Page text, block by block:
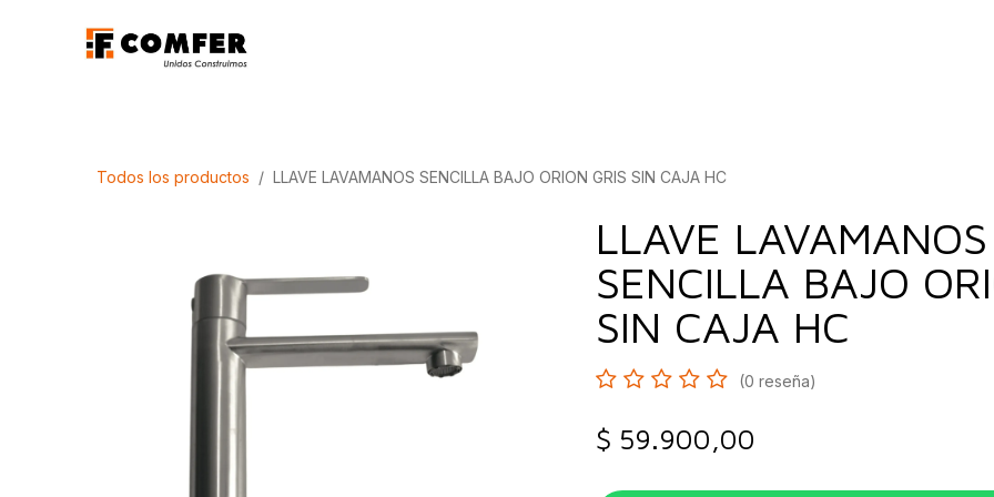
Todos los productos LLAVE LAVAMANOS SENCILLA BAJO ORION GRIS SIN CAJA HC
LLAVE LAVAMANOS
SENCILLA BAJO
SIN CAJA HC
(0 reseña)
$ 59.900,00